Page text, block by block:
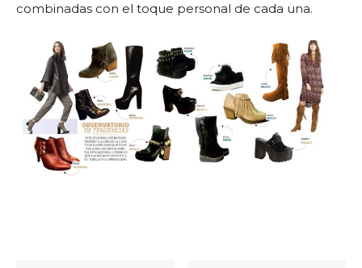
combinadas con el toque personal de cada una.